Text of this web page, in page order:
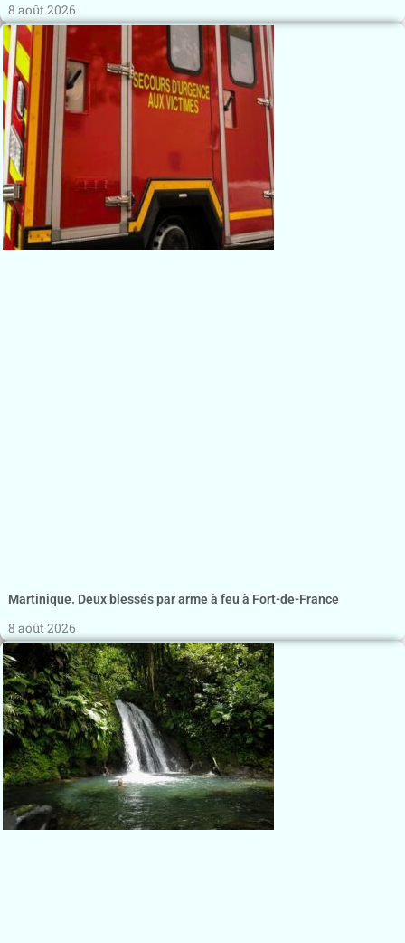
8 août 2026
Martinique. Deux blessés par arme à feu à Fort-de-France
8 août 2026